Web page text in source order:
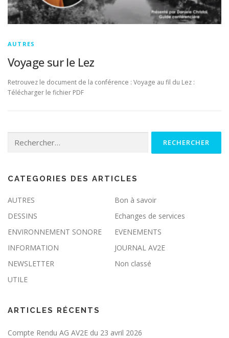
AUTRES
Voyage sur le Lez
Retrouvez le document de la conférence : Voyage au fil du Lez :
Télécharger le fichier PDF
CATEGORIES DES ARTICLES
AUTRES
Bon à savoir
DESSINS
Echanges de services
ENVIRONNEMENT SONORE
EVENEMENTS
INFORMATION
JOURNAL AV2E
NEWSLETTER
Non classé
UTILE
ARTICLES RÉCENTS
Compte Rendu AG AV2E du 23 avril 2026